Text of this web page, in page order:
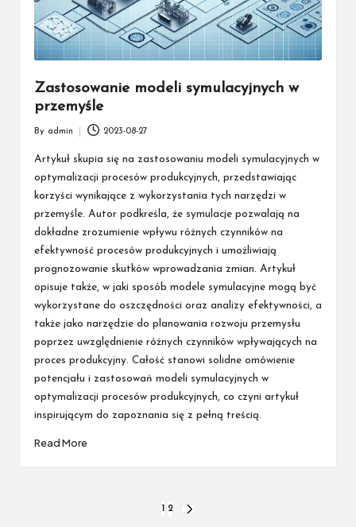
Zastosowanie modeli symulacyjnych w
przemyśle
by
By admin 2023-08-27
Artykuł skupia się na zastosowaniu modeli symulacyjnych w
optymalizacji procesów produkcyjnych, przedstawiając
korzyści wynikające z wykorzystania tych narzędzi w
przemyśle. Autor podkreśla, że symulacje pozwalają na
dokładne zrozumienie wpływu różnych czynników na
efektywność procesów produkcyjnych i umożliwiają
prognozowanie skutków wprowadzania zmian. Artykuł
opisuje także, w jaki sposób modele symulacyjne mogą być
wykorzystane do oszczędności oraz analizy efektywności, a
także jako narzędzie do planowania rozwoju przemysłu
poprzez uwzględnienie różnych czynników wpływających na
proces produkcyjny. Całość stanowi solidne omówienie
potencjału i zastosowań modeli symulacyjnych w
optymalizacji procesów produkcyjnych, co czyni artykuł
inspirującym do zapoznania się z pełną treścią.
Read More
2